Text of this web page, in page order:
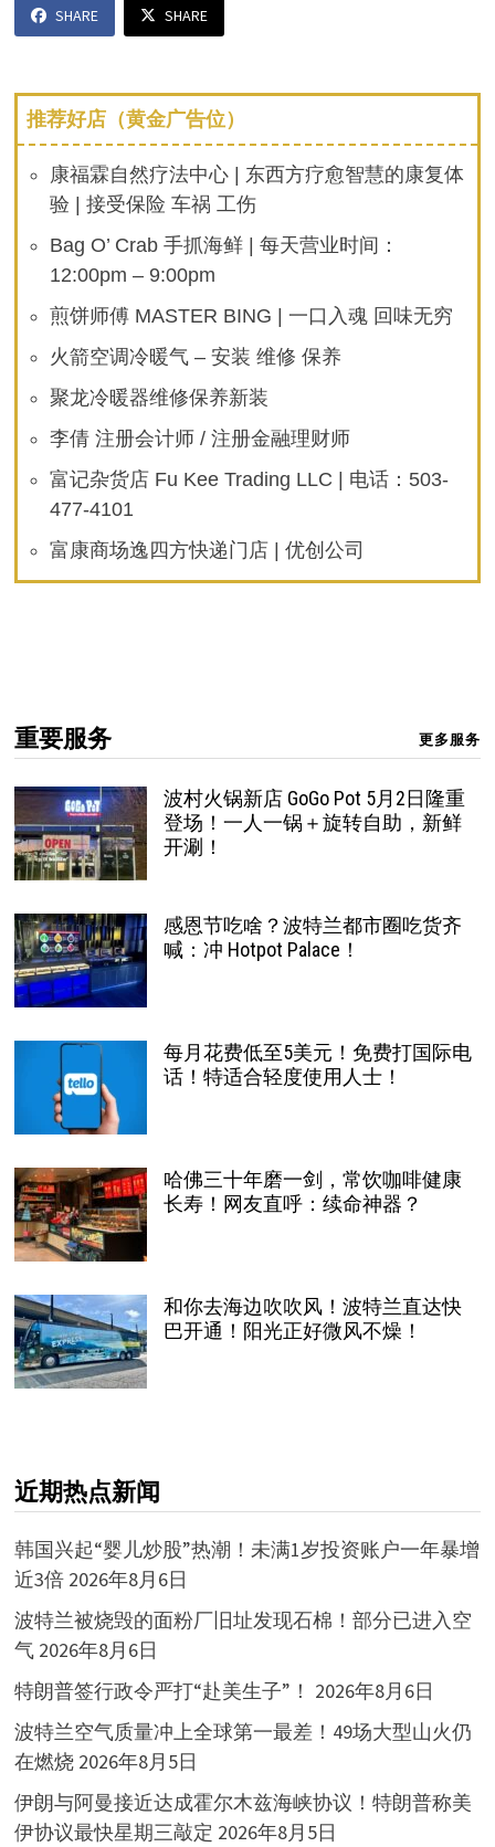
SHARE SHARE
推荐好店（黄金广告位）
康福霖自然疗法中心 | 东西方疗愈智慧的康复体
验 | 接受保险 车祸 工伤
Bag O’ Crab 手抓海鲜 | 每天营业时间：
12:00pm – 9:00pm
煎饼师傅 MASTER BING | 一口入魂 回味无穷
火箭空调冷暖气 – 安装 维修 保养
聚龙冷暖器维修保养新装
李倩 注册会计师 / 注册金融理财师
富记杂货店 Fu Kee Trading LLC | 电话：503-
477-4101
富康商场逸四方快递门店 | 优创公司
重要服务 更多服务
波村火锅新店 GoGo Pot 5月2日隆重
登场！一人一锅＋旋转自助，新鲜
开涮！
感恩节吃啥？波特兰都市圈吃货齐
喊：冲 Hotpot Palace！
每月花费低至5美元！免费打国际电
话！特适合轻度使用人士！
哈佛三十年磨一剑，常饮咖啡健康
长寿！网友直呼：续命神器？
和你去海边吹吹风！波特兰直达快
巴开通！阳光正好微风不燥！
近期热点新闻
韩国兴起“婴儿炒股”热潮！未满1岁投资账户一年暴增
近3倍 2026年8月6日
波特兰被烧毁的面粉厂旧址发现石棉！部分已进入空
气 2026年8月6日
特朗普签行政令严打“赴美生子”！ 2026年8月6日
波特兰空气质量冲上全球第一最差！49场大型山火仍
在燃烧 2026年8月5日
伊朗与阿曼接近达成霍尔木兹海峡协议！特朗普称美
伊协议最快星期三敲定 2026年8月5日